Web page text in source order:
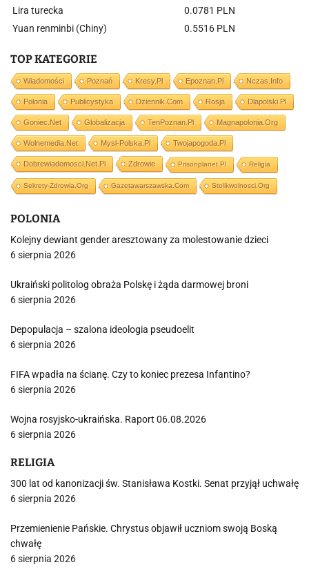
Lira turecka
0.0781 PLN
Yuan renminbi (Chiny)
0.5516 PLN
TOP KATEGORIE
Wiadomości Poznań Kresy.pl Epoznan.pl Nczas.info
Polonia Publicystyka Dziennik.com Rosja Dlapolski.pl
Goniec.net Globalizacja TenPoznan.pl Magnapolonia.org
Wolnemedia.net Mysl-Polska.pl Twojapogoda.pl
Dobrewiadomosci.net.pl Zdrowie Prisonplanet.pl Religia
Sekrety-Zdrowia.org Gazetawarszawska.com Stolikwolnosci.org
POLONIA
Kolejny dewiant gender aresztowany za molestowanie dzieci
6 sierpnia 2026
Ukraiński politolog obraża Polskę i żąda darmowej broni
6 sierpnia 2026
Depopulacja – szalona ideologia pseudoelit
6 sierpnia 2026
FIFA wpadła na ścianę. Czy to koniec prezesa Infantino?
6 sierpnia 2026
Wojna rosyjsko-ukraińska. Raport 06.08.2026
6 sierpnia 2026
RELIGIA
300 lat od kanonizacji św. Stanisława Kostki. Senat przyjął uchwałę
6 sierpnia 2026
Przemienienie Pańskie. Chrystus objawił uczniom swoją Boską
chwałę
6 sierpnia 2026